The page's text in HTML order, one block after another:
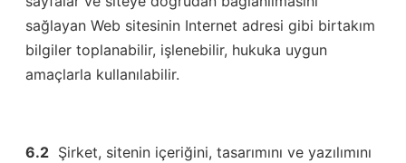
sağlayan Web sitesinin Internet adresi gibi birtakım
bilgiler toplanabilir, işlenebilir, hukuka uygun
amaçlarla kullanılabilir.
6.2 Şirket, sitenin içeriğini, tasarımını ve yazılımını